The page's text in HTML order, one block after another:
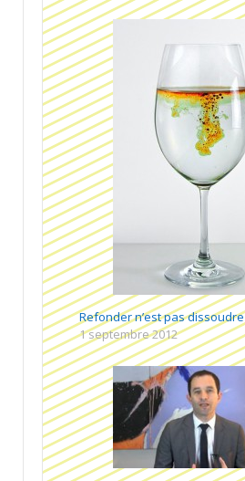
Refonder n’est pas dissoudre
1 septembre 2012